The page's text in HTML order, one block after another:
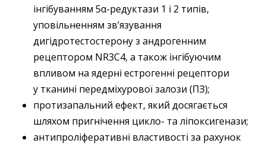
інгібуванням ­5α-редук­тази 1 і 2 типів,
уповільненням зв’язування
дигідротестостерону з андрогенним
рецептором NR3C4, а також інгібуючим
впливом на ядерні естрогенні рецептори
у тканині передміхурової залози (ПЗ);
протизапальний ефект, який досягається
шляхом пригнічення цикло- та ліпоксигенази;
антипроліферативні властивості за рахунок